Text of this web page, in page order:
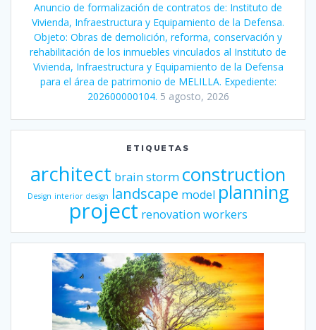
Anuncio de formalización de contratos de: Instituto de
Vivienda, Infraestructura y Equipamiento de la Defensa.
Objeto: Obras de demolición, reforma, conservación y
rehabilitación de los inmuebles vinculados al Instituto de
Vivienda, Infraestructura y Equipamiento de la Defensa
para el área de patrimonio de MELILLA. Expediente:
202600000104. 5 agosto, 2026
ETIQUETAS
architect brain storm construction
Design interior design landscape model planning
project renovation workers